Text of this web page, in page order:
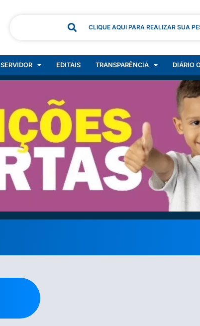
CLIQUE AQUI PARA REALIZAR SUA
SERVIDOR EDITAIS TRANSPARÊNCIA DIÁRIO